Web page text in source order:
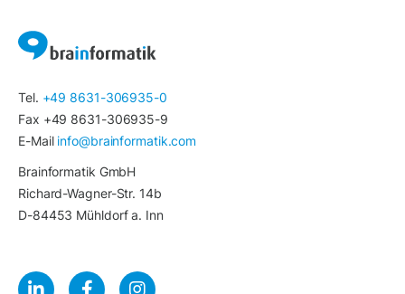
Tel. +49 8631-306935-0
Fax +49 8631-306935-9
E-Mail info@brainformatik.com
Brainformatik GmbH
Richard-Wagner-Str. 14b
D-84453 Mühldorf a. Inn